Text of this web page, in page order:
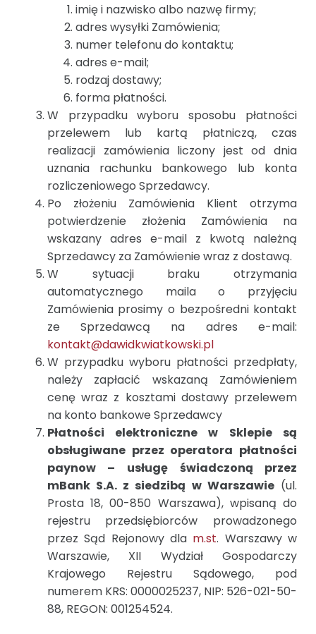
imię i nazwisko albo nazwę firmy;
adres wysyłki Zamówienia;
numer telefonu do kontaktu;
adres e-mail;
rodzaj dostawy;
forma płatności.
W przypadku wyboru sposobu płatności
przelewem lub kartą płatniczą, czas
realizacji zamówienia liczony jest od dnia
uznania rachunku bankowego lub konta
rozliczeniowego Sprzedawcy.
Po złożeniu Zamówienia Klient otrzyma
potwierdzenie złożenia Zamówienia na
wskazany adres e-mail z kwotą należną
Sprzedawcy za Zamówienie wraz z dostawą.
W sytuacji braku otrzymania
automatycznego maila o przyjęciu
Zamówienia prosimy o bezpośredni kontakt
ze Sprzedawcą na adres e-mail:
kontakt@dawidkwiatkowski.pl
W przypadku wyboru płatności przedpłaty,
należy zapłacić wskazaną Zamówieniem
cenę wraz z kosztami dostawy przelewem
na konto bankowe Sprzedawcy
Płatności elektroniczne w Sklepie są
obsługiwane przez operatora płatności
paynow – usługę świadczoną przez
mBank S.A. z siedzibą w Warszawie(ul.
Prosta 18, 00-850 Warszawa), wpisaną do
rejestru przedsiębiorców prowadzonego
przez Sąd Rejonowy dla m.st. Warszawy w
Warszawie, XII Wydział Gospodarczy
Krajowego Rejestru Sądowego, pod
numerem KRS: 0000025237, NIP: 526-021-50-
88, REGON: 001254524.